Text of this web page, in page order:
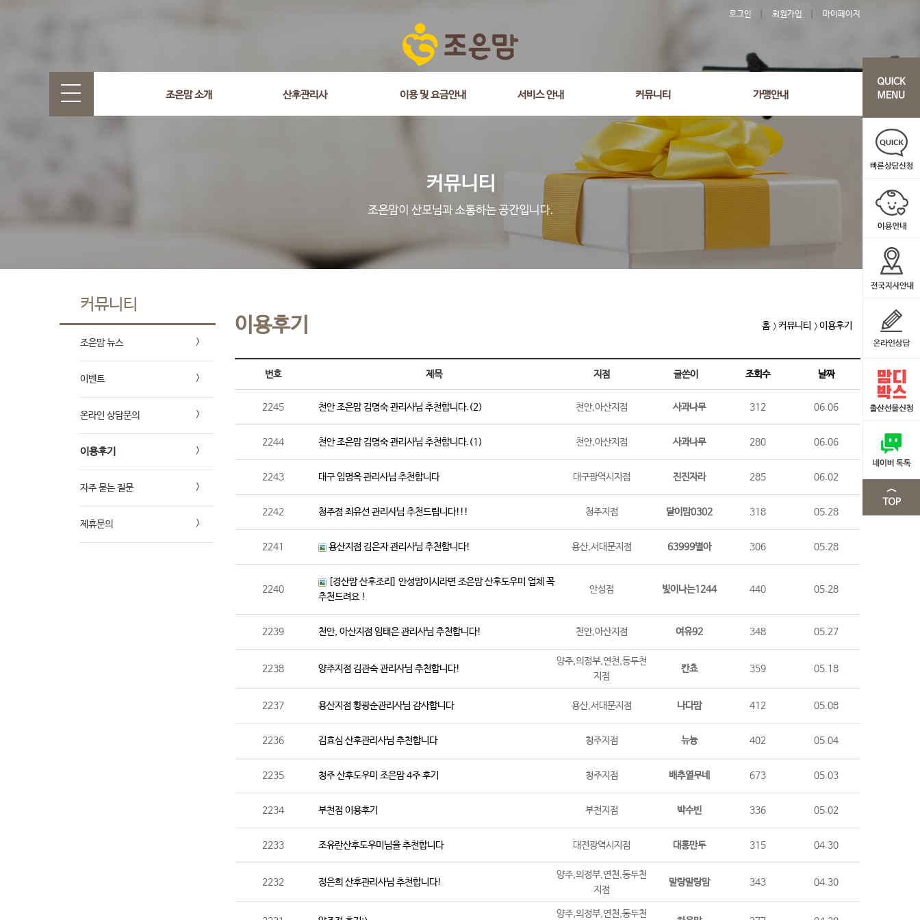
로그인 회원가입 마이페이지
조은맘 소개 산후관리사 이용 및 요금안내 서비스 안내 커뮤니티 가맹안내
커뮤니티
조은맘 뉴스
이벤트
온라인 상담문의
이용후기
자주 묻는 질문
제휴문의
이용후기 홈 커뮤니티 이용후기
번호 제목 지점 글쓴이 조회수 날짜
2245 천안 조은맘 김명숙 관리사님 추천합니다.(2) 천안,아산지점 사과나무 312 06.06
2244 천안 조은맘 김명숙 관리사님 추천합니다.(1) 천안,아산지점 사과나무 280 06.06
2243 대구 임명옥 관리사님 추천합니다 대구광역시지점 진진자라 285 06.02
2242 청주점 최유선 관리사님 추천드립니다!!! 청주지점 달이맘0302 318 05.28
2241 용산지점 김은자 관리사님 추천합니다! 용산,서대문지점 63999별아 306 05.28
2240
[경산맘 산후조리] 안성맘이시라면 조은맘 산후도우미 업체 꼭
추천드려요 !
안성점 빛이나는1244 440 05.28
2239 천안, 아산지점 임태은 관리사님 추천합니다! 천안,아산지점 여유92 348 05.27
2238 양주지점 김관숙 관리사님 추천합니다!
양주,의정부,연천,동두천
지점
칸쵸 359 05.18
2237 용산지점 황광순관리사님 감사합니다 용산,서대문지점 나다맘 412 05.08
2236 김효심 산후관리사님 추천합니다 청주지점 뉴늉 402 05.04
2235 청주 산후도우미 조은맘 4주 후기 청주지점 배추열무네 673 05.03
2234 부천점 이용후기 부천지점 박수빈 336 05.02
2233 조유란산후도우미님을 추천합니다 대전광역시지점 대흥만두 315 04.30
2232 정은희 산후관리사님 추천합니다!
양주,의정부,연천,동두천
지점
말랑말랑맘 343 04.30
양주,의정부,연천,동두천